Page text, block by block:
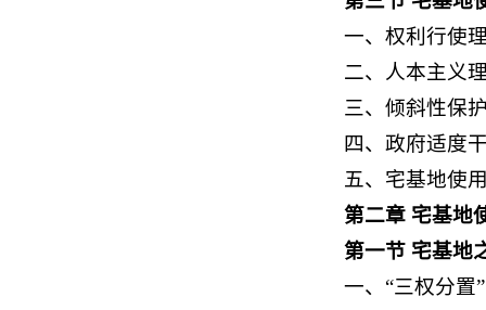
一、权利行使
二、人本主义
三、倾斜性保
四、政府适度
五、宅基地使
第二章 宅基地
第一节 宅基地
一、“三权分置